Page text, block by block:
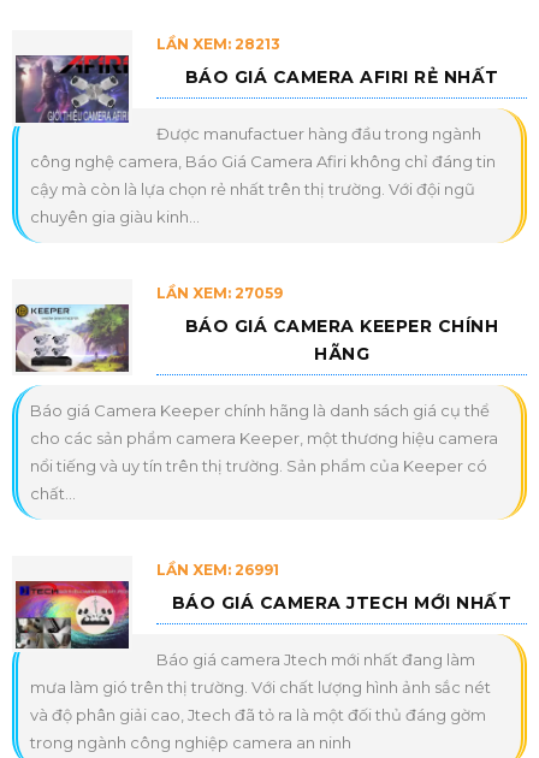
LẦN XEM: 28213
BÁO GIÁ CAMERA AFIRI RẺ NHẤT
Được manufactuer hàng đầu trong ngành
công nghệ camera, Báo Giá Camera Afiri không chỉ đáng tin
cậy mà còn là lựa chọn rẻ nhất trên thị trường. Với đội ngũ
chuyên gia giàu kinh...
LẦN XEM: 27059
BÁO GIÁ CAMERA KEEPER CHÍNH
HÃNG
Báo giá Camera Keeper chính hãng là danh sách giá cụ thể
cho các sản phẩm camera Keeper, một thương hiệu camera
nổi tiếng và uy tín trên thị trường. Sản phẩm của Keeper có
chất...
LẦN XEM: 26991
BÁO GIÁ CAMERA JTECH MỚI NHẤT
Báo giá camera Jtech mới nhất đang làm
mưa làm gió trên thị trường. Với chất lượng hình ảnh sắc nét
và độ phân giải cao, Jtech đã tỏ ra là một đối thủ đáng gờm
trong ngành công nghiệp camera an ninh